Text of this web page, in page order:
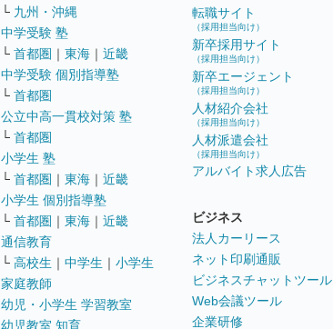
└ 九州・沖縄
中学受験 塾
└ 首都圏 ｜ 東海 ｜ 近畿
中学受験 個別指導塾
└ 首都圏
公立中高一貫校対策 塾
└ 首都圏
小学生 塾
└ 首都圏 ｜ 東海 ｜ 近畿
小学生 個別指導塾
└ 首都圏 ｜ 東海 ｜ 近畿
通信教育
└ 高校生 ｜ 中学生 ｜ 小学生
家庭教師
幼児・小学生 学習教室
幼児教室 知育
転職サイト
（採用担当向け）
新卒採用サイト
（採用担当向け）
新卒エージェント
（採用担当向け）
人材紹介会社
（採用担当向け）
人材派遣会社
（採用担当向け）
アルバイト求人広告
ビジネス
法人カーリース
ネット印刷通販
ビジネスチャットツール
Web会議ツール
企業研修